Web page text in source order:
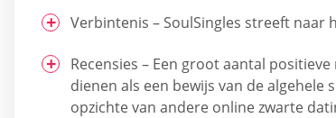
Verbintenis – SoulSingles streeft naar
Recensies – Een groot aantal
dienen als een bewijs van de algehele
opzichte van andere online zwarte